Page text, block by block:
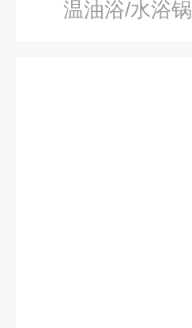
温油浴/水浴锅